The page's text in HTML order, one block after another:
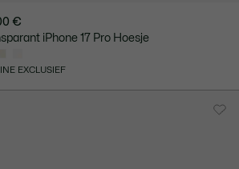
€
iPhone 17 Pro Hoesje
EXCLUSIEF